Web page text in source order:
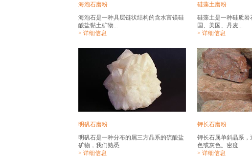
海泡石磨粉
海泡石是一种具层链状结构的含水富镁硅
酸盐黏土矿物...
> 详细信息
硅藻土磨粉
硅藻土是一种硅质岩
国、美国、丹麦...
> 详细信息
明矾石磨粉
明矾石是一种分布的属三方晶系的硫酸盐
矿物，我们熟悉...
> 详细信息
钾长石磨粉
钾长石属单斜晶系，
色或灰色。密度...
> 详细信息